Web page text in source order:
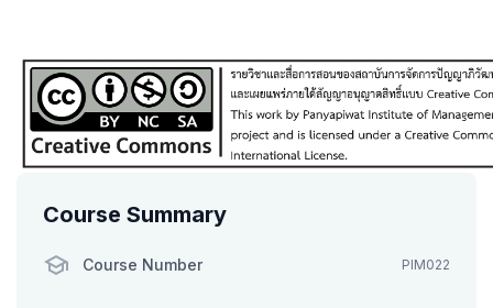
Course Summary
Course Number PIM022